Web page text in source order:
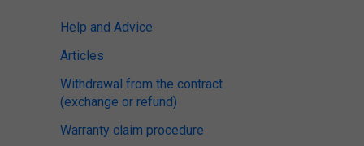
Help and Advice
Articles
Withdrawal from the contract
(exchange or refund)
Warranty claim procedure